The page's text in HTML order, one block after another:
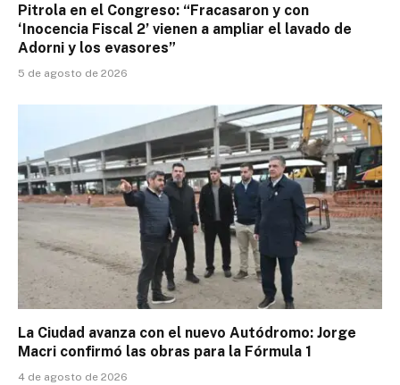
Pitrola en el Congreso: “Fracasaron y con
‘Inocencia Fiscal 2’ vienen a ampliar el lavado de
Adorni y los evasores”
5 de agosto de 2026
La Ciudad avanza con el nuevo Autódromo: Jorge
Macri confirmó las obras para la Fórmula 1
4 de agosto de 2026